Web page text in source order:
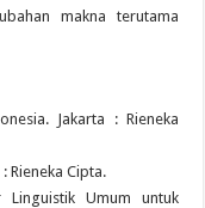
makna terutama
Jakarta : Rieneka
Rieneka Cipta.
Linguistik Umum untuk